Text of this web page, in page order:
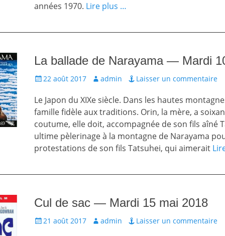
années 1970. Lire plus …
La ballade de Narayama — Mardi
Écrit22 août 2017 Auteur
admin Laisser un commentaire
Le Japon du XIXe siècle. Dans les hautes
famille fidèle aux traditions. Orin, la mère, a
coutume, elle doit, accompagnée de son fils aîné
ultime pèlerinage à la montagne de Narayama
protestations de son fils Tatsuhei, qui aimerait
Cul de sac — Mardi 15 mai 2018
Écrit21 août 2017 Auteur
admin Laisser un commentaire